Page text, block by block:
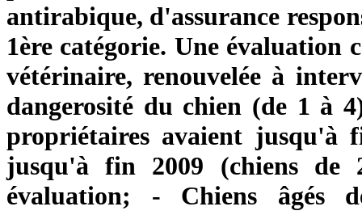
antirabique, d'assurance
1ère catégorie. Une
vétérinaire, renouvelée à
dangerosité du chien (de 1 à
propriétaires avaient jusqu'à
jusqu'à fin 2009 (chiens de
évaluation; - Chiens